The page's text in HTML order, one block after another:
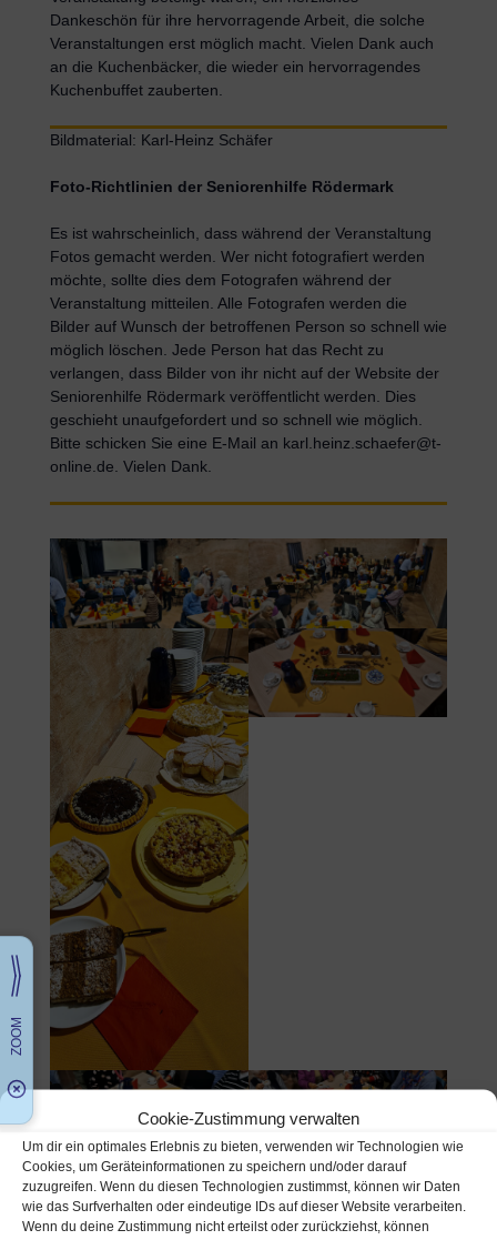
Cookie-Zustimmung verwalten
Um dir ein optimales Erlebnis zu bieten, verwenden wir Technologien wie
Cookies, um Geräteinformationen zu speichern und/oder darauf
zuzugreifen. Wenn du diesen Technologien zustimmst, können wir Daten
wie das Surfverhalten oder eindeutige IDs auf dieser Website verarbeiten.
Wenn du deine Zustimmung nicht erteilst oder zurückziehst, können
Dankeschön für ihre hervorragende Arbeit, die solche
Veranstaltungen erst möglich macht. Vielen Dank auch
an die Kuchenbäcker, die wieder ein hervorragendes
Kuchenbuffet zauberten.
Bildmaterial: Karl-Heinz Schäfer
Foto-Richtlinien der Seniorenhilfe Rödermark
Es ist wahrscheinlich, dass während der Veranstaltung
Fotos gemacht werden. Wer nicht fotografiert werden
möchte, sollte dies dem Fotografen während der
Veranstaltung mitteilen. Alle Fotografen werden die
Bilder auf Wunsch der betroffenen Person so schnell wie
möglich löschen. Jede Person hat das Recht zu
verlangen, dass Bilder von ihr nicht auf der Website der
Seniorenhilfe Rödermark veröffentlicht werden. Dies
geschieht unaufgefordert und so schnell wie möglich.
Bitte schicken Sie eine E-Mail an karl.heinz.schaefer@t-
online.de. Vielen Dank.